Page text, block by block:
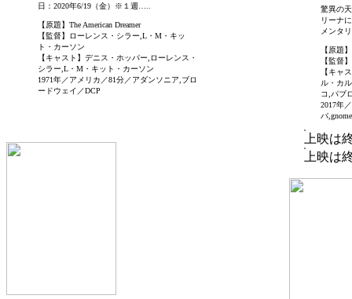
日：2020年6/19（金）※１週…..
【原題】The American Dreamer
【監督】ローレンス・シラー,L・M・キッ
ト・カーソン
【キャスト】デニス・ホッパー,ローレンス・
シラー,L・M・キット・カーソン
1971年／アメリカ／81分／アダンソニア,ブロ
ードウェイ／DCP
驚異の
リーナ
メンタ
【原題
【監督
【キャ
ル・カ
コ,パブ
2017年
バ
上映は
上映は